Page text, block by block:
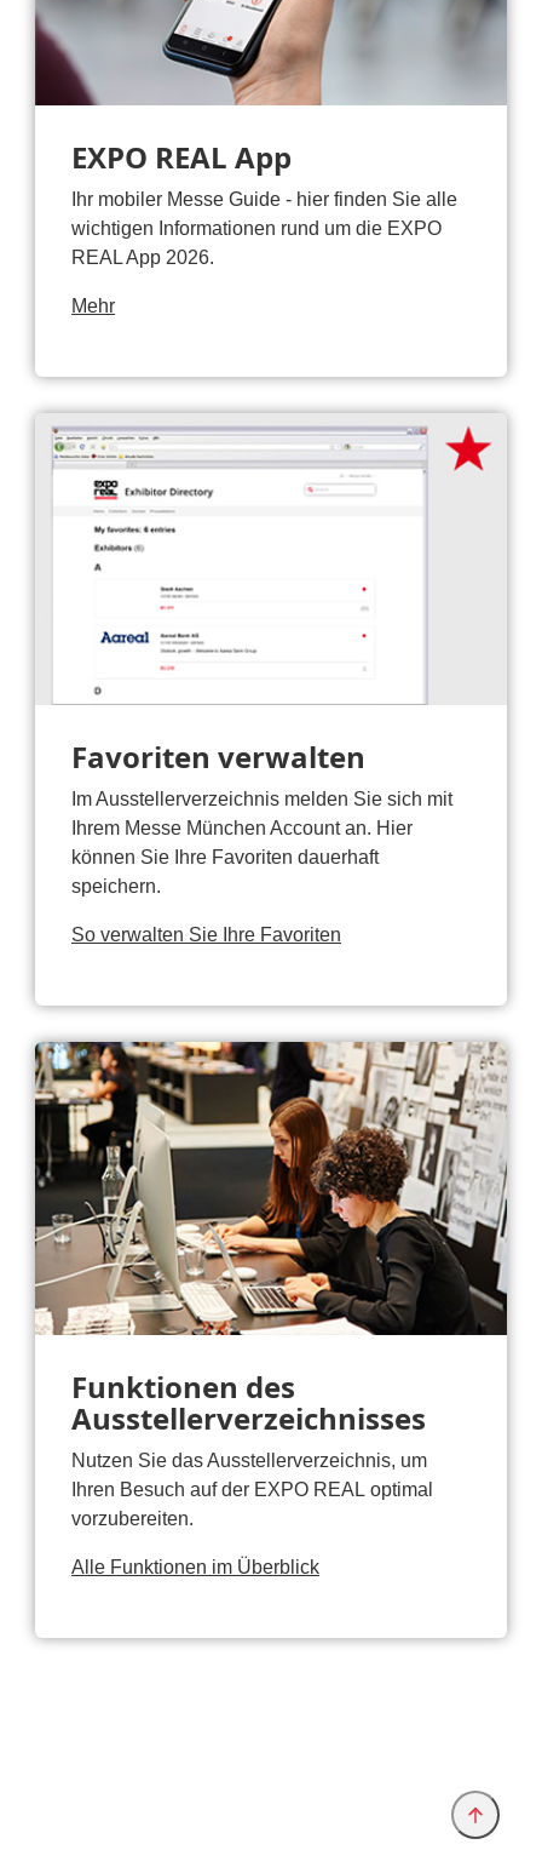
EXPO REAL App
Ihr mobiler Messe Guide - hier finden Sie alle
wichtigen Informationen rund um die EXPO
REAL App 2026.
Mehr
Favoriten verwalten
Im Ausstellerverzeichnis melden Sie sich mit
Ihrem Messe München Account an. Hier
können Sie Ihre Favoriten dauerhaft
speichern.
So verwalten Sie Ihre Favoriten
Funktionen des
Ausstellerverzeichnisses
Nutzen Sie das Ausstellerverzeichnis, um
Ihren Besuch auf der EXPO REAL optimal
vorzubereiten.
Alle Funktionen im Überblick